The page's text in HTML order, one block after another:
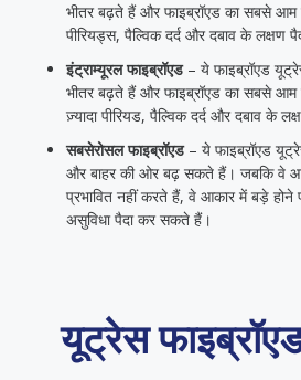
भीतर बढ़ते हैं और फाइब्रॉएड का सबसे आम
पीरियड्स, पैल्विक दर्द और दबाव के लक्षण
इंट्राम्यूरल फाइब्रॉएड– ये फाइब्रॉएड
भीतर बढ़ते हैं और फाइब्रॉएड का सबसे आम
ज़्यादा पीरियड, पैल्विक दर्द और दबाव के
सबसेरोसल फाइब्रॉएड– ये फाइब्रॉएड
और बाहर की ओर बढ़ सकते हैं। जबकि वे आम
प्रभावित नहीं करते हैं, वे आकार में बड़े होने
असुविधा पैदा कर सकते हैं।
यूट्रेस